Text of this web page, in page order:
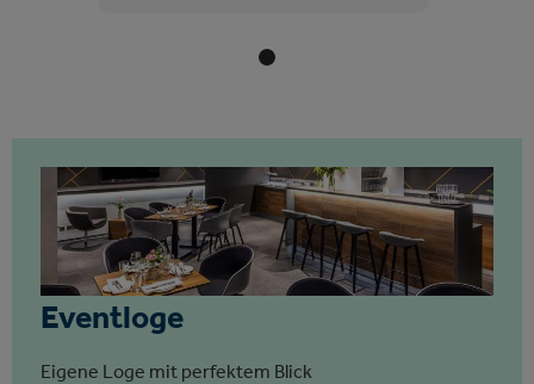
Eventloge
Eigene Loge mit perfektem Blick